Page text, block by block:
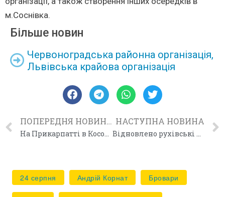
м.Соснівка.
Більше новин
Червоноградська районна організація,
Львівська крайова організація
ПОПЕРЕДНЯ НОВИНА
На Прикарпатті в Косові відбулась рухівська конференція
НАСТУПНА НОВИНА
Відновлено рухівські осередки в Глинянах та Жовтанцях
24 серпня Андрій Корнат Бровари